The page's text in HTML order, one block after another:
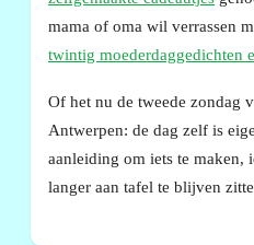
mama of oma wil verrassen
twintig moederdaggedichten
Of het nu de tweede zondag
Antwerpen: de dag zelf is
aanleiding om iets te maken,
langer aan tafel te blijven